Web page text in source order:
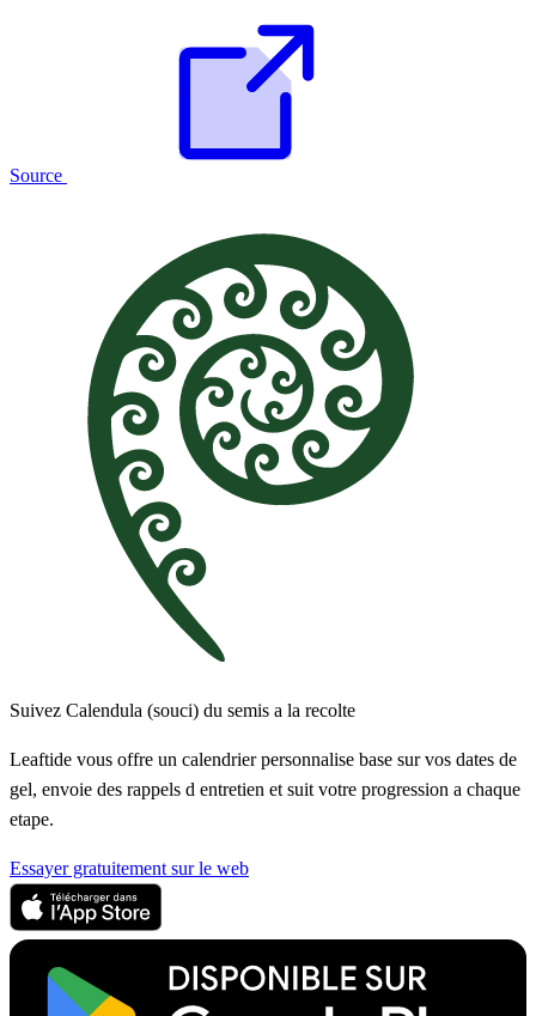
Source
Suivez Calendula (souci) du semis a la recolte
Leaftide vous offre un calendrier personnalise base sur vos dates de
gel, envoie des rappels d entretien et suit votre progression a chaque
etape.
Essayer gratuitement sur le web